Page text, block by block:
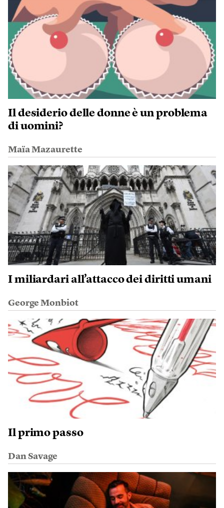
Il desiderio delle donne è un problema
di uomini?
Maïa Mazaurette
I miliardari all’attacco dei diritti umani
George Monbiot
Il primo passo
Dan Savage